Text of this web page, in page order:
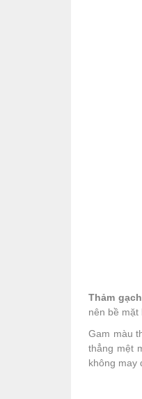
Thảm
nên bề mặt
Gam màu
thẳng mệt
không may